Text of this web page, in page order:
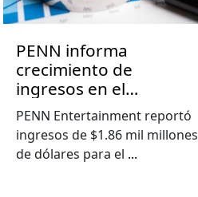
PENN informa
crecimiento de
ingresos en el
segundo trimestre a
medida que las
pérdidas digitales se
reducen
PENN Entertainment reportó
ingresos de $1.86 mil millones
de dólares para el ...